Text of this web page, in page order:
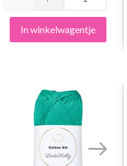
In winkelwagentje